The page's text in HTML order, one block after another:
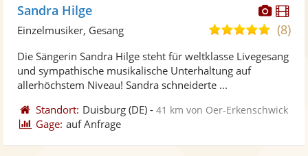
Fotos
Sandra Hilge
5,0
5
(8)
Einzelmusiker, Gesang
Die Sängerin Sandra Hilge steht für weltklasse Livegesang
und sympathische musikalische Unterhaltung auf
allerhöchstem Niveau! Sandra schneiderte ...
Standort: Duisburg (DE) -41 km von Oer-Erkenschwick
Gage: auf Anfrage